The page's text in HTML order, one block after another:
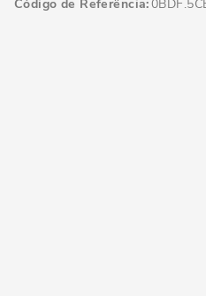
Código de Referência